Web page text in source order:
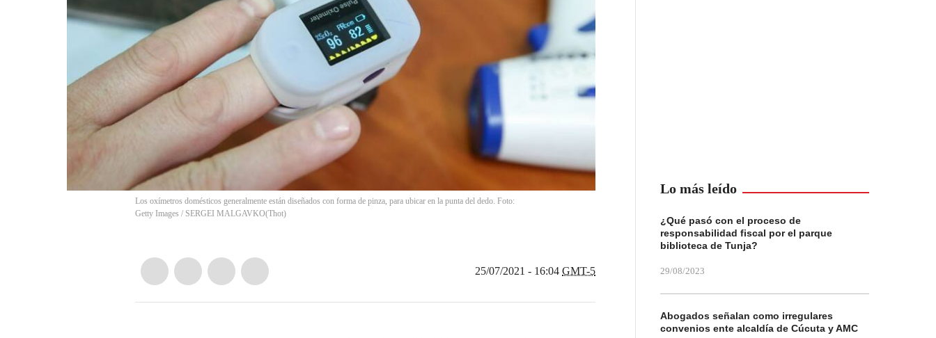
Los oxímetros domésticos generalmente están diseñados con forma de pinza, para ubicar en la punta del dedo. Foto:
Getty Images / SERGEI MALGAVKO(Thot)
25/07/2021 - 16:04 GMT-5
Lo más leído
¿Qué pasó con el proceso de
responsabilidad fiscal por el parque
biblioteca de Tunja?
29/08/2023
Abogados señalan como irregulares
convenios ente alcaldía de Cúcuta y AMC